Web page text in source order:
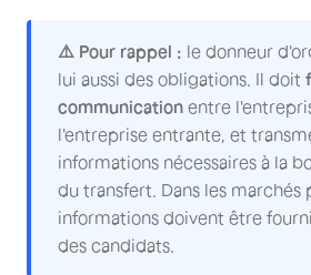
⚠️ Pour rappel : le donneur
lui aussi des obligations. Il doit
communication entre
l'entreprise entrante, et
informations nécessaires à la
du transfert. Dans les marchés
informations doivent être
des candidats.